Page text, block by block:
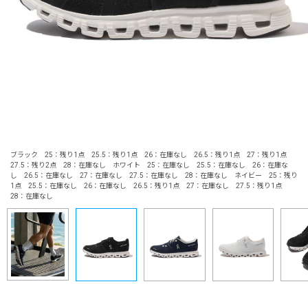
ブラック 25：残り1点 25.5：残り1点 26：在庫なし 26.5：残り1点 27：残り1点
27.5：残り2点 28：在庫なし ホワイト 25：在庫なし 25.5：在庫なし 26：在庫な
し 26.5：在庫なし 27：在庫なし 27.5：在庫なし 28：在庫なし ネイビー 25：残り
1点 25.5：在庫なし 26：在庫なし 26.5：残り1点 27：在庫なし 27.5：残り1点
28：在庫なし